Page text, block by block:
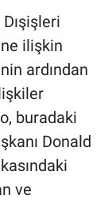
ilişkin
ardından
buradaki
Donald
ve